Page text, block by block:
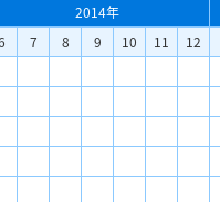
2014年
7 8 9 10 11 12